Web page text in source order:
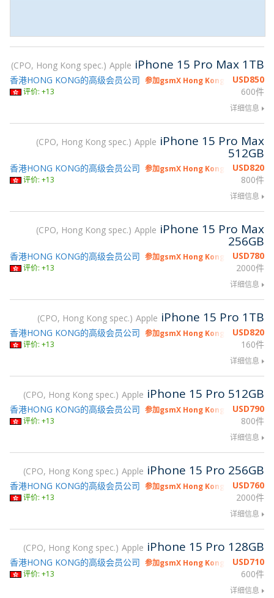
CPO, Hong Kong spec. Apple iPhone 15 Pro Max 1TB
USD850
600件
香港HONG KONG的高级会员公司 参加gsmX Hong Kong 2026
评价: +13
详细信息
CPO, Hong Kong spec. Apple iPhone 15 Pro Max
512GB
USD820
800件
香港HONG KONG的高级会员公司 参加gsmX Hong Kong 2026
评价: +13
详细信息
CPO, Hong Kong spec. Apple iPhone 15 Pro Max
256GB
USD780
2000件
香港HONG KONG的高级会员公司 参加gsmX Hong Kong 2026
评价: +13
详细信息
CPO, Hong Kong spec. Apple iPhone 15 Pro 1TB
USD820
160件
香港HONG KONG的高级会员公司 参加gsmX Hong Kong 2026
评价: +13
详细信息
CPO, Hong Kong spec. Apple iPhone 15 Pro 512GB
USD790
800件
香港HONG KONG的高级会员公司 参加gsmX Hong Kong 2026
评价: +13
详细信息
CPO, Hong Kong spec. Apple iPhone 15 Pro 256GB
USD760
2000件
香港HONG KONG的高级会员公司 参加gsmX Hong Kong 2026
评价: +13
详细信息
CPO, Hong Kong spec. Apple iPhone 15 Pro 128GB
USD710
600件
香港HONG KONG的高级会员公司 参加gsmX Hong Kong 2026
评价: +13
详细信息